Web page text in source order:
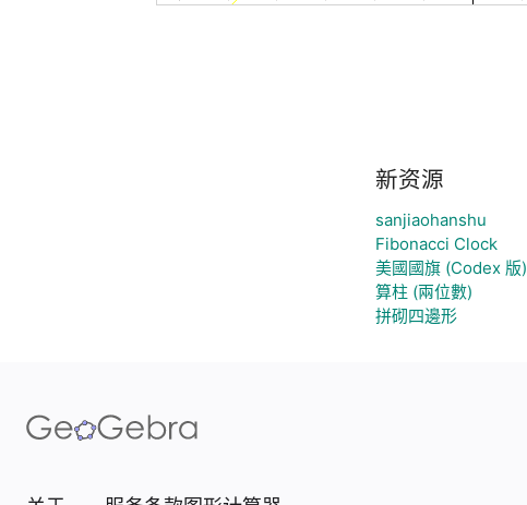
新资源
sanjiaohanshu
Fibonacci Clock
美國國旗 (Codex 版)
算柱 (兩位數)
拼砌四邊形